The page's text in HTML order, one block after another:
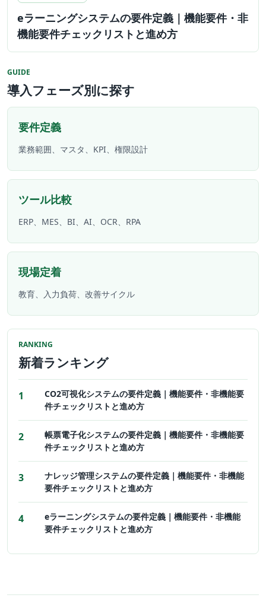
eラーニングシステムの要件定義｜機能要件・非
機能要件チェックリストと進め方
GUIDE
導入フェーズ別に探す
要件定義
業務範囲、マスタ、KPI、権限設計
ツール比較
ERP、MES、BI、AI、OCR、RPA
現場定着
教育、入力負荷、改善サイクル
RANKING
新着ランキング
CO2可視化システムの要件定義｜機能要件・非機能要
件チェックリストと進め方
帳票電子化システムの要件定義｜機能要件・非機能要
件チェックリストと進め方
ナレッジ管理システムの要件定義｜機能要件・非機能
要件チェックリストと進め方
eラーニングシステムの要件定義｜機能要件・非機能
要件チェックリストと進め方